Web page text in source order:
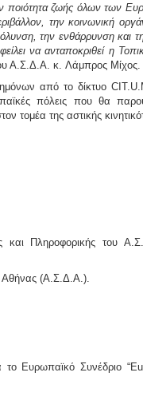
ποιότητα ζωής όλων των
την κοινωνική
την ενθάρρυνση και
να ανταποκριθεί η
Α.Σ.Δ.Α. κ. Λάμπρος Μίχος
από το δίκτυο
πόλεις που θα
τομέα της αστικής
και Πληροφορικής του
Αθήνας (Α.Σ.Δ.Α.).
Ευρωπαϊκό Συνέδριο